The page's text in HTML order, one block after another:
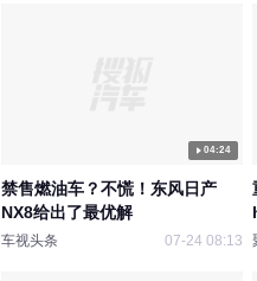
04:24
禁售燃油车？不慌！东风日产
NX8给出了最优解
车视头条 07-24 08:13